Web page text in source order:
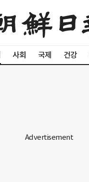
사회 국제 건강